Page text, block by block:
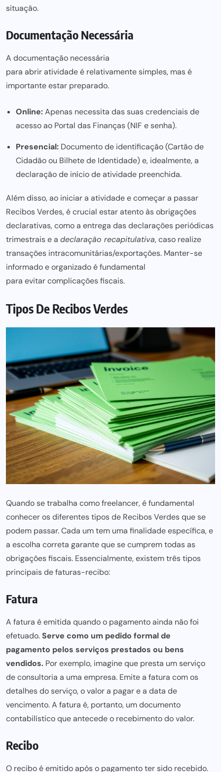
situação.
Documentação Necessária
A documentação necessária
para abrir atividade é relativamente simples, mas é
importante estar preparado.
Online:Apenas necessita das suas credenciais de
acesso ao Portal das Finanças (NIF e senha).
Presencial: Documento de identificação (Cartão de
Cidadão ou Bilhete de Identidade) e, idealmente, a
declaração de início de atividade preenchida.
Além disso, ao iniciar a atividade e começar a passar
Recibos Verdes, é crucial estar atento às obrigações
declarativas, como a entrega das declarações periódicas
trimestrais e a declaração recapitulativa, caso realize
transações intracomunitárias/exportações. Manter-se
informado e organizado é fundamental
para evitar complicações fiscais.
Tipos De Recibos Verdes
Quando se trabalha como freelancer, é fundamental
conhecer os diferentes tipos de Recibos Verdes que se
podem passar. Cada um tem uma finalidade específica, e
a escolha correta garante que se cumprem todas as
obrigações fiscais. Essencialmente, existem três tipos
principais de faturas-recibo:
Fatura
A fatura é emitida quando o pagamento ainda não foi
efetuado.Serve como um pedido formal de
pagamento pelos serviços prestados ou bens
vendidos. Por exemplo, imagine que presta um serviço
de consultoria a uma empresa. Emite a fatura com os
detalhes do serviço, o valor a pagar e a data de
vencimento. A fatura é, portanto, um documento
contabilístico que antecede o recebimento do valor.
Recibo
O recibo é emitido após o pagamento ter sido recebido.